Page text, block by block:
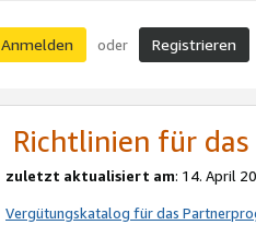
Anmelden oder Registrieren
Richtlinien für
zuletzt aktualisiert am: 14. April
Vergütungskatalog für das